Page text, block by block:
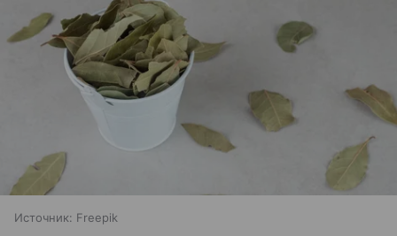
Источник: Freepik